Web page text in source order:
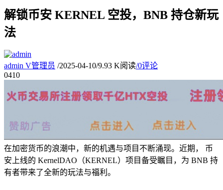
解锁币安 KERNEL 空投，BNB 持仓新玩
法
admin V管理员 /2025-04-10/9.93 K阅读/0评论
0410
在加密货币的浪潮中，新的机遇与项目不断涌现。近期， 币
安上线的 KernelDAO（KERNEL）项目备受瞩目，为 BNB 持
有者带来了全新的玩法与福利。